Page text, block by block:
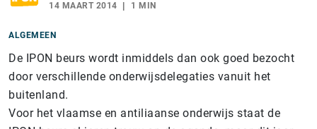
14 MAART 2014 1 MIN
ALGEMEEN
De IPON beurs wordt inmiddels dan ook goed bezocht
door verschillende onderwijsdelegaties vanuit het
buitenland.
Voor het vlaamse en antiliaanse onderwijs staat de